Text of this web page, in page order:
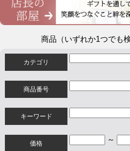
商品（いずれか1つでも
カテゴリ
商品番号
キーワード
価格 ～